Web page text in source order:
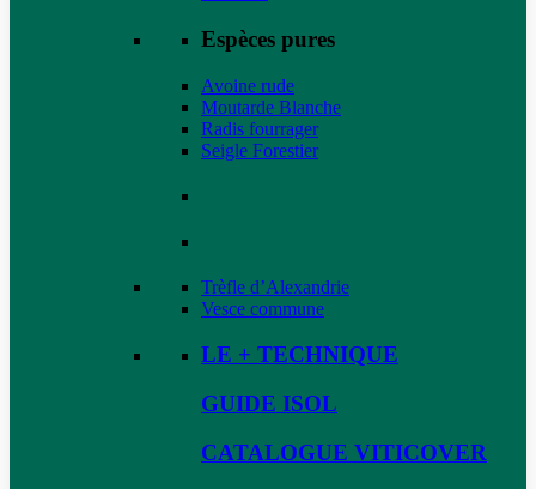
Espèces pures
Avoine rude
Moutarde Blanche
Radis fourrager
Seigle Forestier
Trèfle d’Alexandrie
Vesce commune
LE + TECHNIQUE
GUIDE ISOL
CATALOGUE VITICOVER